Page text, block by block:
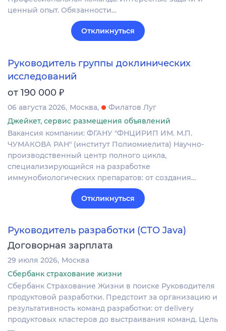
ценный опыт. Обязанности…
Откликнуться
Руководитель группы доклинических
исследований
от 190 000 ₽
06 августа 2026 Москва
Филатов Луг
Джейкет, сервис размещения объявлений
Вакансия компании: ФГАНУ "ФНЦИРИП ИМ. М.П.
ЧУМАКОВА РАН" (институт Полиомиелита) Научно-
производственный центр полного цикла,
специализирующийся на разработке
иммунобиологических препаратов: от создания…
Откликнуться
Руководитель разработки (СТО Java)
Договорная зарплата
29 июля 2026 Москва
Сбербанк страхование жизни
Сбербанк Страхование Жизни в поиске Руководителя
продуктовой разработки. Предстоит за организацию и
результативность команд разработки: от delivery
продуктовых кластеров до выстраивания команд. Цель